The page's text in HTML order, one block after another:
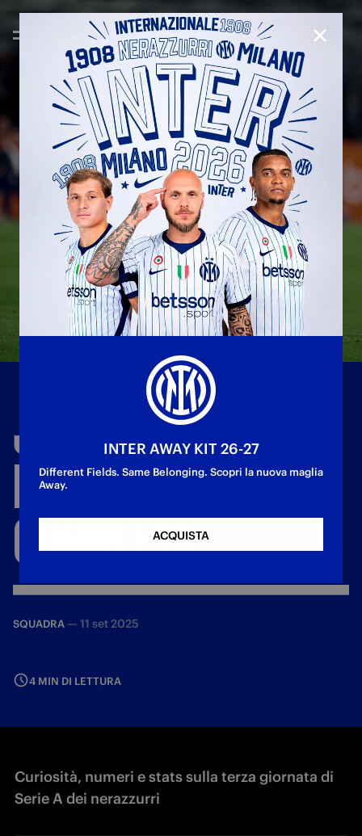
JUVENTUS-INTER,
LAGUIDA
COMPLETA
SQUADRA — 11 set 2025
4 MIN DI LETTURA
Curiosità, numeri e stats sulla terza giornata di
Serie A dei nerazzurri
INTER AWAY KIT 26-27
Different Fields. Same Belonging. Scopri la nuova maglia
Away.
ACQUISTA